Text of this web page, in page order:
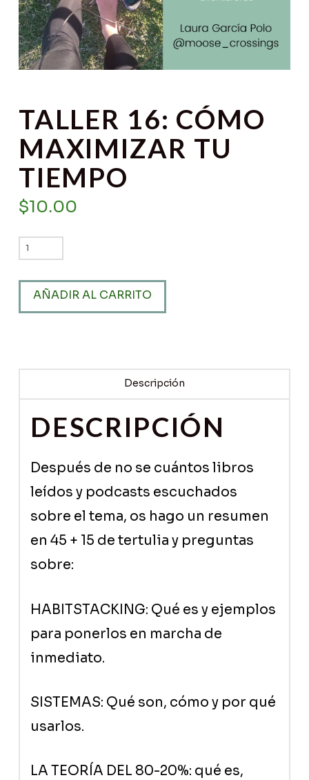
TALLER 16: CÓMO
MAXIMIZAR TU
TIEMPO
$10.00
TALLER
CÓMO
MAXIMIZAR
TIEMPO
AÑADIR AL CARRITO
Descripción
DESCRIPCIÓN
Después de no se cuántos libros
leídos y podcasts escuchados
sobre el tema, os hago un resumen
en 45 + 15 de tertulia y preguntas
sobre:
HABITSTACKING: Qué es y ejemplos
para ponerlos en marcha de
inmediato.
SISTEMAS: Qué son, cómo y por qué
usarlos.
LA TEORÍA DEL 80-20%: qué es,